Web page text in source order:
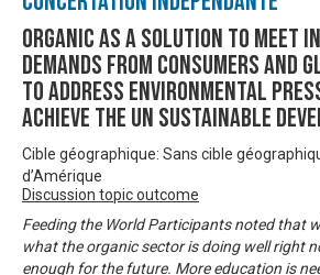
Organic as a solution to meet
demands from consumers and
to address environmental
achieve the UN sustainable
Cible géographique: Sans cible
d’Amérique
Discussion topic outcome
Feeding the World Participants noted that
what the organic sector is doing well right
enough for the future. More education is